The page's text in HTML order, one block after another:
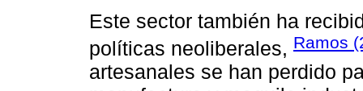
Este sector también ha
políticas neoliberales, Ramos
artesanales se han perdido